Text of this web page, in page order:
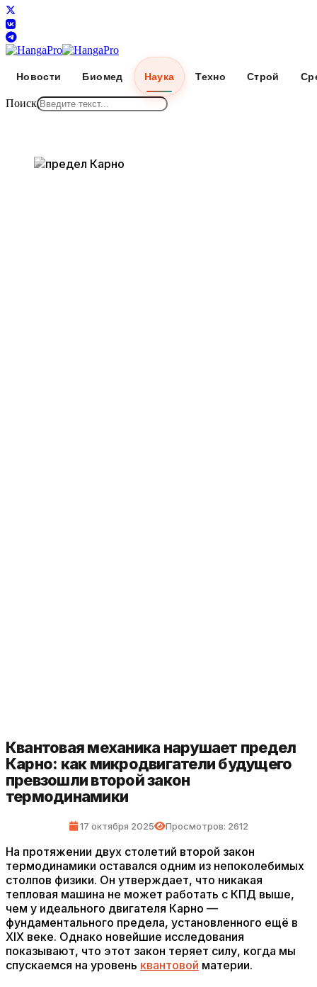
Новости Биомед Наука Техно Строй
Поиск
Квантовая механика нарушает предел
Карно: как микродвигатели будущего
превзошли второй закон
термодинамики
17 октября 2025 Просмотров: 2612
На протяжении двух столетий второй закон
термодинамики оставался одним из непоколебимых
столпов физики. Он утверждает, что никакая
тепловая машина не может работать с КПД выше,
чем у идеального двигателя Карно —
фундаментального предела, установленного ещё в
XIX веке. Однако новейшие исследования
показывают, что этот закон теряет силу, когда мы
спускаемся на уровень квантовой материи.